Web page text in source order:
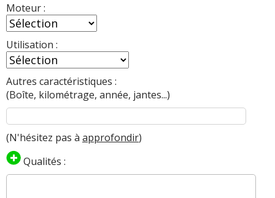
Moteur :
Utilisation :
Autres caractéristiques :
(Boîte, kilométrage, année, jantes...)
(N'hésitez pas à approfondir)
Qualités :